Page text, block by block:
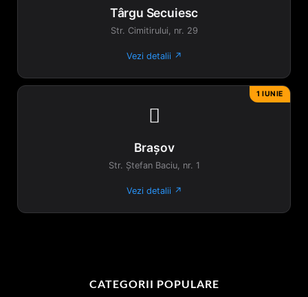
Târgu Secuiesc
Str. Cimitirului, nr. 29
Vezi detalii ↗
1 IUNIE

Brașov
Str. Ștefan Baciu, nr. 1
Vezi detalii ↗
CATEGORII POPULARE